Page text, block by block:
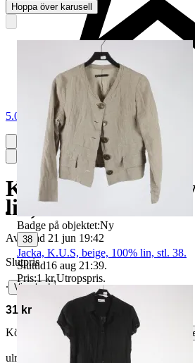
5.0
Klänning, K.U.S,
lin, stl. 40.
Avslutad 21 jun 19:42
Slutpris
∙ Visa bud
31 kr
Köparskydd är valfritt hos företag.
Läs
ulricahörberg vann auktionen
Hoppa över karusell
Badge på objektet:Ny
38
Jacka, K.U.S, beige, 100% lin, stl. 38.
Sluttid16 aug 21:39.
Pris:1 kr,Utropspris.